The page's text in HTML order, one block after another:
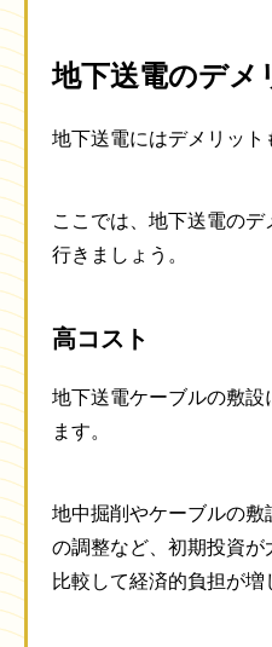
地下送電のデメ
地下送電にはデメリット
ここでは、地下送電の
行きましょう。
高コスト
地下送電ケーブルの敷設
ます。
地中掘削やケーブルの敷
の調整など、初期投資が
比較して経済的負担が増